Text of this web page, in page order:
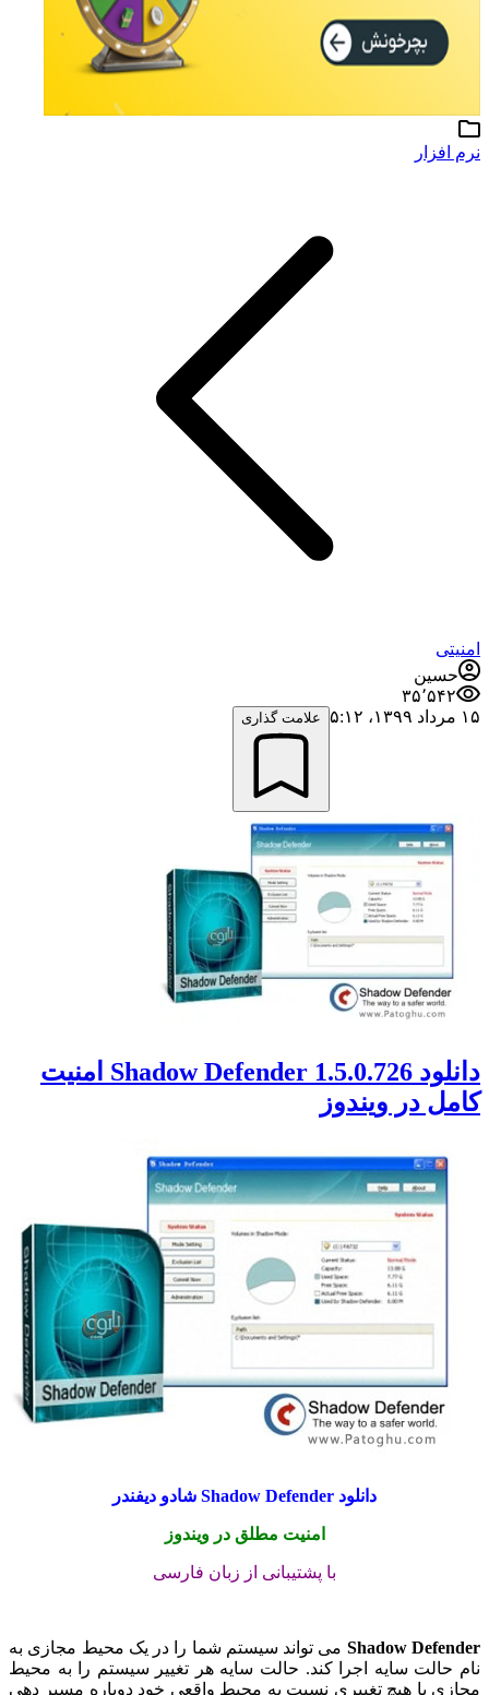
نرم افزار
امنیتی
حسین
۳۵٬۵۴۲
۱۵ مرداد ۱۳۹۹،‏ ۵:۱۲
علامت گذاری
دانلود Shadow Defender 1.5.0.726 امنیت
کامل در ویندوز
دانلود Shadow Defender شادو دیفندر
امنیت مطلق در ویندوز
با پشتیبانی از زبان فارسی
Shadow Defender می تواند سیستم شما را در یک محیط مجازی به
نام حالت سایه اجرا کند. حالت سایه هر تغییر سیستم را به محیط
مجازی با هیچ تغییری نسبت به محیط واقعی خود دوباره مسیر دهی